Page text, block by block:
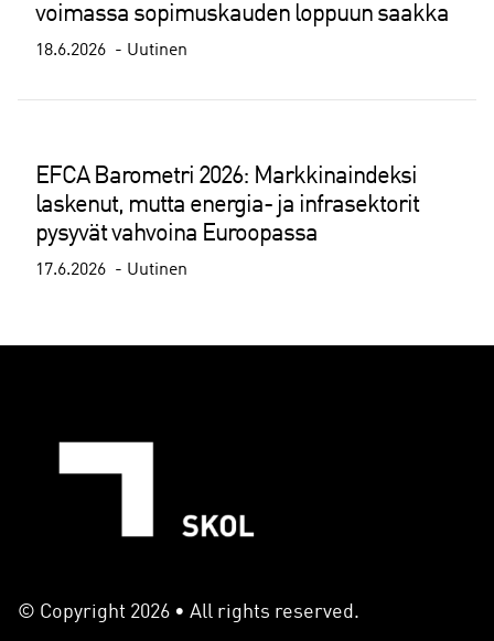
voimassa sopimuskauden loppuun saakka
18.6.2026 Uutinen
EFCA Barometri 2026: Markkinaindeksi
laskenut, mutta energia- ja infrasektorit
pysyvät vahvoina Euroopassa
17.6.2026 Uutinen
© Copyright 2026 • All rights reserved.